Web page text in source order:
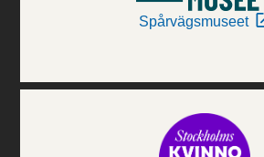
Spårvägsmuseet